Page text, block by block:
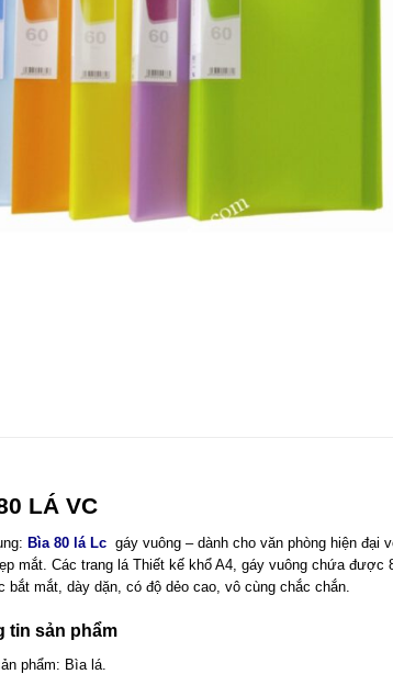
LÁ VC
Bìa 80 lá Lc gáy vuông – dành cho văn phòng hiện đại
mắt. Các trang lá Thiết kế khổ A4, gáy vuông chứa
bắt mắt, dày dặn, có độ dẻo cao, vô cùng chắc chắn.
tin sản phẩm
phẩm: Bìa lá.